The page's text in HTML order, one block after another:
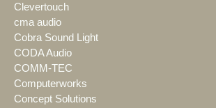
Clevertouch
cma audio
Cobra Sound Light
CODA Audio
COMM-TEC
Computerworks
Concept Solutions